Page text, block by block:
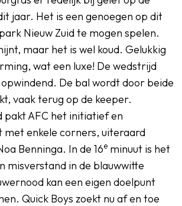
jaar. Het is een genoegen op dit
Nieuw Zuid te mogen spelen.
maar het is wel koud. Gelukkig
wat een luxe! De wedstrijd
De bal wordt door beide
vaak terug op de keeper.
pakt AFC het initiatief en
enkele corners, uiteraard
Benninga. In de 16e minuut is het
misverstand in de blauwwitte
kan een eigen doelpunt
Quick Boys zoekt nu af en toe